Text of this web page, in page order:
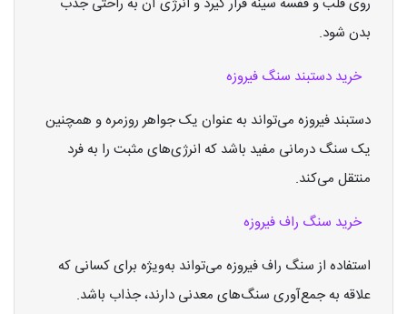
بدن شود.
خرید دستبند سنگ فیروزه
دستبند فیروزه می‌تواند به عنوان یک جواهر روزمره و همچنین
یک سنگ درمانی مفید باشد که انرژی‌های مثبت را به فرد
منتقل می‌کند.
خرید سنگ راف فیروزه
استفاده از سنگ راف فیروزه می‌تواند به‌ویژه برای کسانی که
علاقه به جمع‌آوری سنگ‌های معدنی دارند، جذاب باشد.